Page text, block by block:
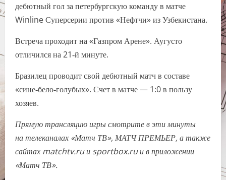
дебютный гол за петербургскую команду в матче
Winline Суперсерии против «Нефтчи» из Узбекистана.
Встреча проходит на «Газпром Арене». Аугусто
отличился на 21‑й минуте.
Бразилец проводит свой дебютный матч в составе
«сине‑бело‑голубых». Счет в матче — 1:0 в пользу
хозяев.
Прямую трансляцию игры смотрите в эти минуты
на телеканалах «Матч ТВ», МАТЧ ПРЕМЬЕР, а также
сайтах matchtv.ru и sportbox.ru и в приложении
«Матч ТВ».